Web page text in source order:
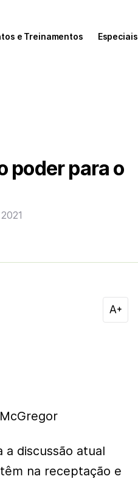
e Treinamentos Especiais
poder para o
a discussão atual
na receptação e